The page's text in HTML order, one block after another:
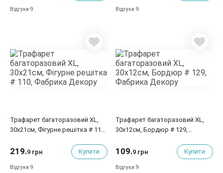
Відгуки 9 Відгуки 9
Трафарет багаторазовий XL,
30х21см, Фігурне решітка # 110,
219.9 грн Купити
Відгуки 9
Трафарет багаторазовий XL,
30х12см, Бордюр # 129,
109.9 грн Купити
Відгуки 9